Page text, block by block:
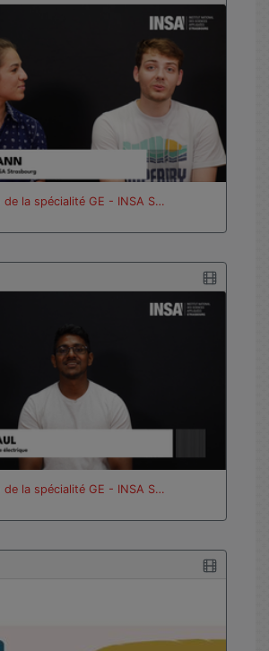
de la spécialité GE - INSA S…
de la spécialité GE - INSA S…